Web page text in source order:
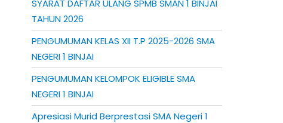
SYARAT DAFTAR ULANG SPMB SMAN 1 BINJAI
TAHUN 2026
PENGUMUMAN KELAS XII T.P 2025-2026 SMA
NEGERI 1 BINJAI
PENGUMUMAN KELOMPOK ELIGIBLE SMA
NEGERI 1 BINJAI
Apresiasi Murid Berprestasi SMA Negeri 1